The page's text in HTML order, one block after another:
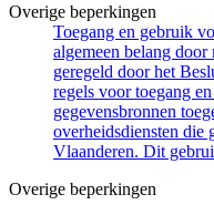
Overige beperkingen
Toegang en gebruik
algemeen belang
geregeld door het
regels voor toegang
gegevensbronnen
overheidsdiensten die
Vlaanderen. Dit
Overige beperkingen